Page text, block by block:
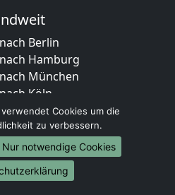
Berlin
Hamburg
München
Köln
Frankfurt am Main
Stuttgart
Düsseldorf
Leipzig
Dortmund
Cookies um die
zu verbessern.
Nur notwendige Cookies